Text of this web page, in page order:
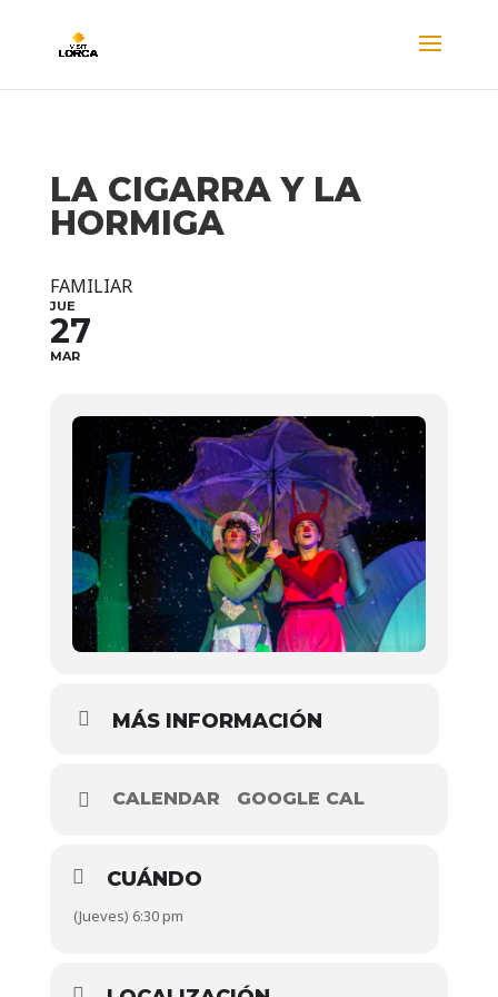
LA CIGARRA Y LA
HORMIGA
FAMILIAR
JUE
27
MAR
MÁS INFORMACIÓN
CALENDAR GOOGLE CAL
CUÁNDO
(Jueves) 6:30 pm